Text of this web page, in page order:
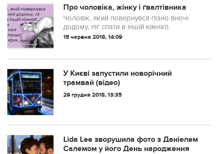
Про чоловіка, жінку і ґвалтівника
Чоловік, який повернувся пізно вночі
додому, ліг спати в іншій кімнаті.
15 червня 2018, 14:09
У Києві запустили новорічний
трамвай (відео)
29 грудня 2018, 13:35
Lida Lee зворушила фото з Даніелем
Салемом у його День народження